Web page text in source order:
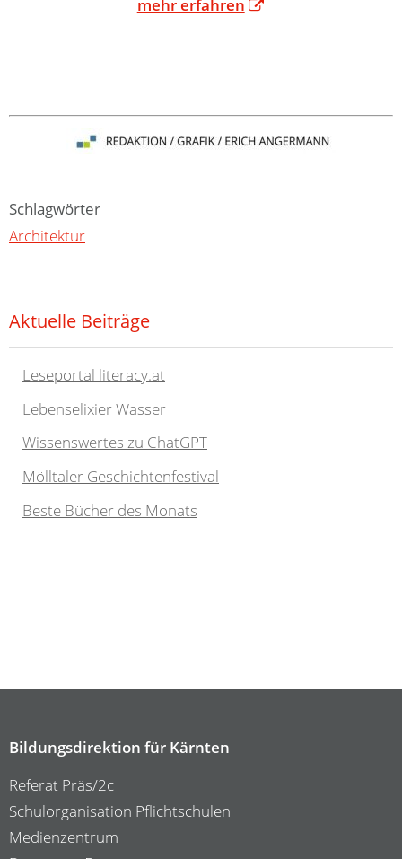
mehr erfahren
Schlagwörter
Architektur
Aktuelle Beiträge
Leseportal literacy.at
Lebenselixier Wasser
Wissenswertes zu ChatGPT
Mölltaler Geschichtenfestival
Beste Bücher des Monats
Bildungsdirektion für Kärnten
Referat Präs/2c
Schulorganisation Pflichtschulen
Medienzentrum